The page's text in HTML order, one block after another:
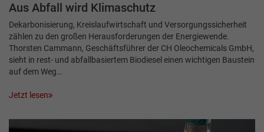
Aus Abfall wird Klimaschutz
Dekarbonisierung, Kreislaufwirtschaft und Versorgungssicherheit
zählen zu den großen Herausforderungen der Energiewende.
Thorsten Cammann, Geschäftsführer der CH Oleochemicals GmbH,
sieht in rest- und abfallbasiertem Biodiesel einen wichtigen Baustein
auf dem Weg…
Jetzt lesen